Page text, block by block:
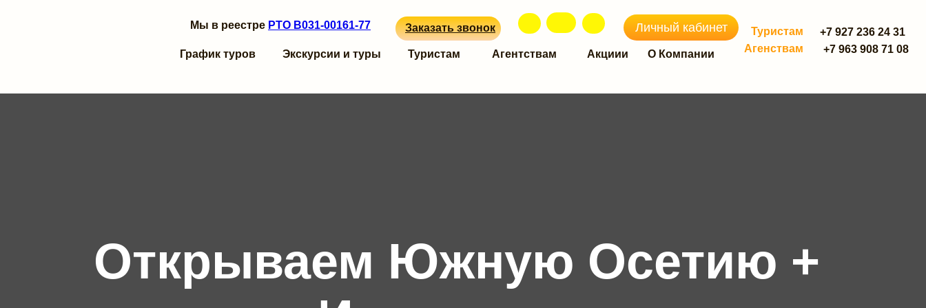
Экскурсии и туры Туристам
График туров О Компании
+7 927 236 24 31
+7 963 908 71 08
Туристам
Агенствам
Агентствам Акциии
Мы в реестре РТО В031-00161-77 Заказать звонок Личный кабинет
Открываем Южную Осетию +